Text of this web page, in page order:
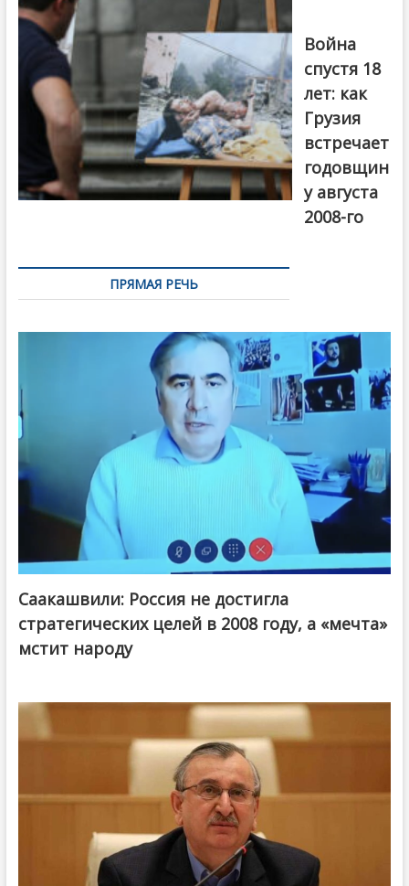
года. Фото:
Первый канал
Война
спустя 18
лет: как
Грузия
встречает
годовщин
у августа
2008-го
ПРЯМАЯ РЕЧЬ
Саакашвили: Россия не достигла
стратегических целей в 2008 году, а «мечта»
мстит народу